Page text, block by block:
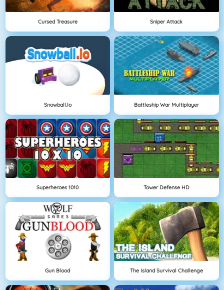
Cursed Treasure Sniper Attack
Snowball.io Battleship War Multiplayer
Superheroes 1010 Tower Defense HD
Gun Blood The Island Survival Challenge